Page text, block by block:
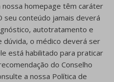
homepage têm caráter
seu conteúdo jamais deverá
autotratamento e
dúvida, o médico deverá ser
está habilitado para praticar
do Conselho
a nossa Política de